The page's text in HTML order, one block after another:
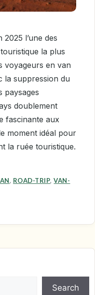
2025 l’une des
la plus
voyageurs en van
la suppression du
paysages
doublement
fascinante aux
moment idéal pour
la ruée touristique.
, ROAD-TRIP,VAN-
Search